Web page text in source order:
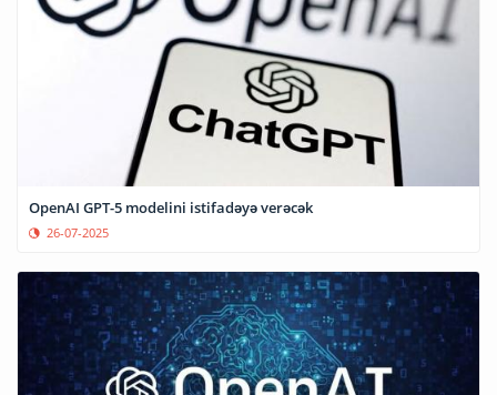
OpenAI GPT-5 modelini istifadəyə verəcək
26-07-2025